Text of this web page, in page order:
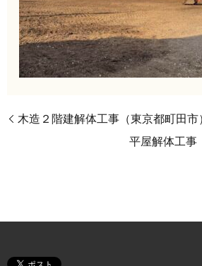
木造２階建解体工事（東京都町田市）
平屋解体工事